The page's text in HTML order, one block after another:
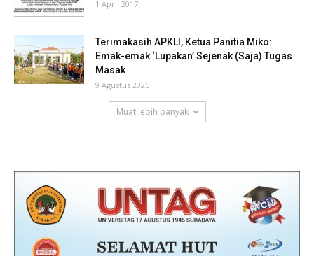
1 April 2017
Terimakasih APKLI, Ketua Panitia Miko:
Emak-emak ‘Lupakan’ Sejenak (Saja) Tugas
Masak
9 Agustus 2026
Muat lebih banyak